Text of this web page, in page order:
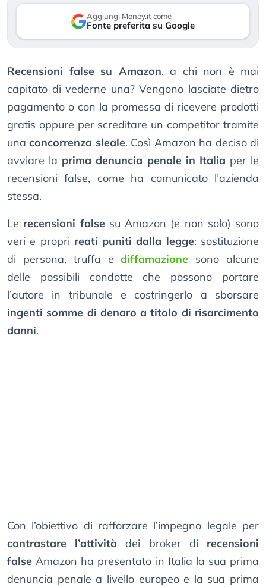
Aggiungi Money.it come
Fonte preferita su Google
Recensioni false su Amazon, a chi non è mai
capitato di vederne una? Vengono lasciate dietro
pagamento o con la promessa di ricevere prodotti
gratis oppure per screditare un competitor tramite
unaconcorrenza sleale. Così Amazon ha deciso di
avviare la prima denuncia penale in Italia per le
recensioni false, come ha comunicato l’azienda
stessa.
Le recensioni falsesu Amazon (e non solo) sono
veri e propri reati puniti dalla legge: sostituzione
di persona, truffa ediffamazione sono alcune
delle possibili condotte che possono portare
l’autore in tribunale e costringerlo a sborsare
ingenti somme di denaro a titolo di risarcimento
danni.
Con l’obiettivo di rafforzare l’impegno legale per
contrastare l’attività dei broker di recensioni
false Amazon ha presentato in Italia la sua prima
denuncia penale a livello europeo e la sua prima